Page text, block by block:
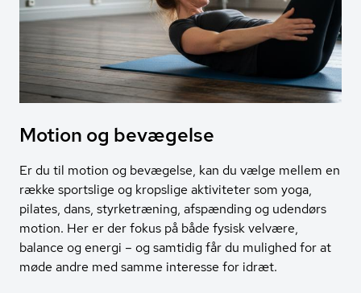
Motion og bevægelse
Er du til motion og bevægelse, kan du vælge mellem en
række sportslige og kropslige aktiviteter som yoga,
pilates, dans, styrketræning, afspænding og udendørs
motion. Her er der fokus på både fysisk velvære,
balance og energi – og samtidig får du mulighed for at
møde andre med samme interesse for idræt.